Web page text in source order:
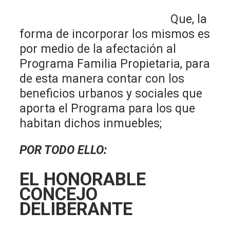
Que, la
forma de incorporar los mismos es
por medio de la afectación al
Programa Familia Propietaria, para
de esta manera contar con los
beneficios urbanos y sociales que
aporta el Programa para los que
habitan dichos inmuebles;
POR TODO ELLO:
EL HONORABLE
CONCEJO
DELIBERANTE